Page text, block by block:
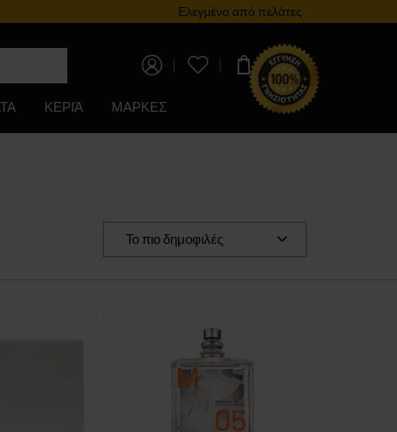
Πρόγραμμα επιβράβευσηςΕλεγμένο από πελάτες
0,00 €
ΚΕΡΙΆ ΜΑΡΚΕΣ
Το πιο δημοφιλές